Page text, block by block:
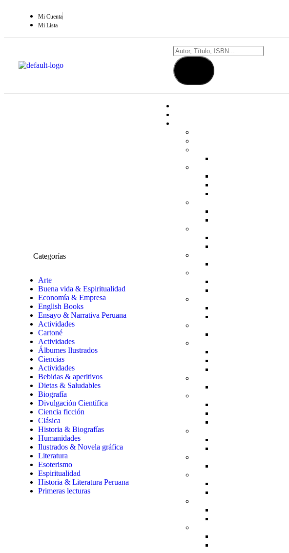
Mi Cuenta
Mi Lista
Categorías
Arte
Buena vida & Espiritualidad
Economía & Empresa
English Books
Ensayo & Narrativa Peruana
Actividades
Cartoné
Actividades
Álbumes Ilustrados
Ciencias
Actividades
Bebidas & aperitivos
Dietas & Saludables
Biografía
Divulgación Científica
Ciencia ficción
Clásica
Historia & Biografías
Humanidades
Ilustrados & Novela gráfica
Literatura
Esoterismo
Espiritualidad
Historia & Literatura Peruana
Primeras lecturas